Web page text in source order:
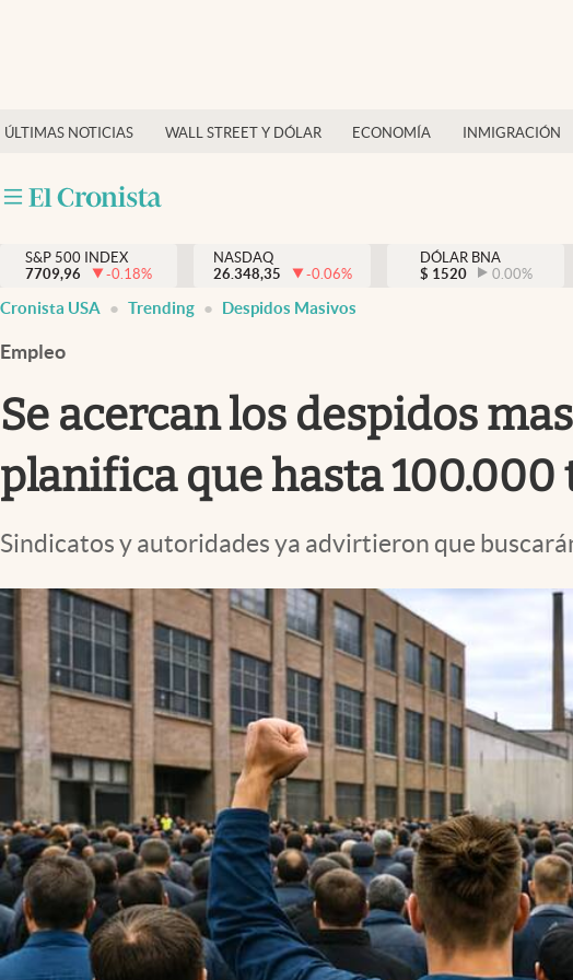
ÚLTIMAS NOTICIAS WALL STREET Y DÓLAR ECONOMÍA INMIGRACIÓN
Finanzas y economía
Inmigración
Trending
Streaming
PC y mobile
Lifestyle
S&P 500 INDEX
7709,96
-0.18%
NASDAQ
26.348,35
-0.06%
DÓLAR BNA
$ 1520 0.00%
Cronista USA Trending Despidos Masivos
Empleo
Se acercan los despidos
planifica que hasta
Sindicatos y autoridades ya advirtieron que